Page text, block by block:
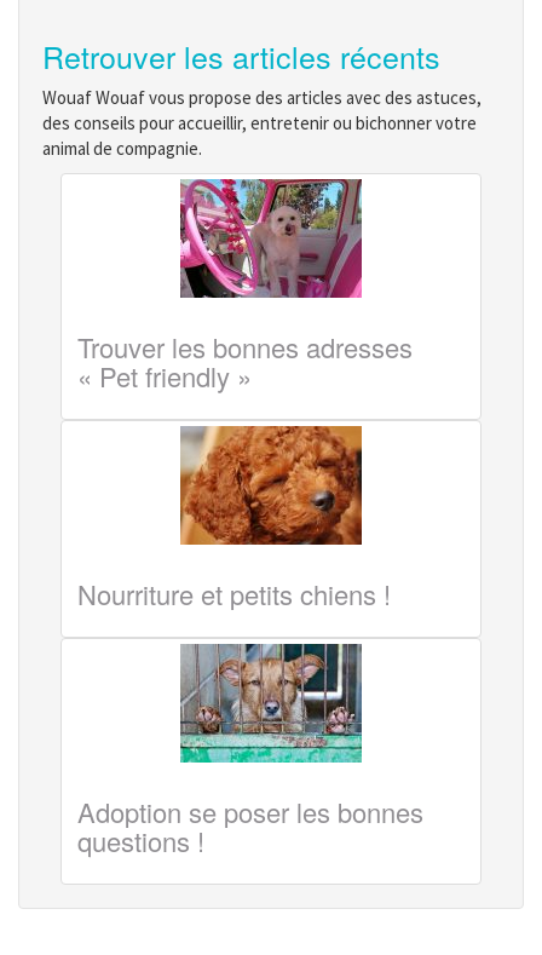
Retrouver les articles récents
Wouaf Wouaf vous propose des articles avec des astuces,
des conseils pour accueillir, entretenir ou bichonner votre
animal de compagnie.
Trouver les bonnes adresses
« Pet friendly »
Nourriture et petits chiens !
Adoption se poser les bonnes
questions !